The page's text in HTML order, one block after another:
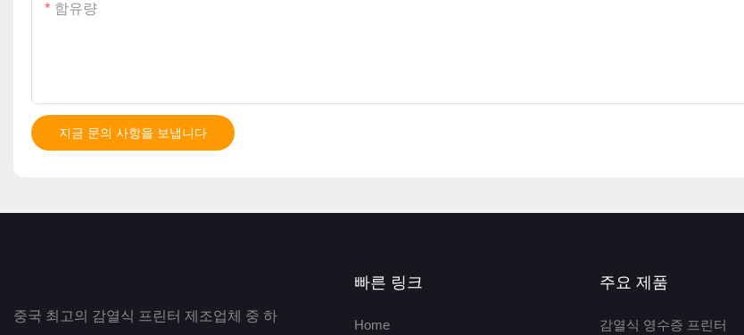
함유량
지금 문의 사항을 보냅니다
중국 최고의 감열식 프린터 제조업체 중 하
빠른 링크
Home
주요 제품
감열식 영수증 프린터